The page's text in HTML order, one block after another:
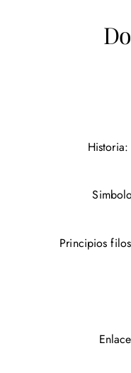
Historia:
Principios